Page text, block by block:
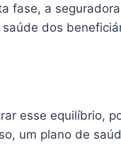
fase, a
dos
esse equilíbrio,
um plano de